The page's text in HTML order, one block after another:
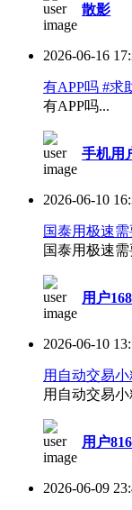
散影
2026-06-16
有APP吗 #求
有APP吗...
手机用
2026-06-10
国泰用极速
国泰用极速
用户
2026-06-10
用自动交易
用自动交易
用户
2026-06-09